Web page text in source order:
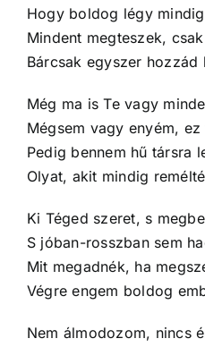
Hogy boldog légy
Mindent megteszek,
Bárcsak egyszer hozzád
Még ma is Te vagy
Mégsem vagy enyém,
Pedig bennem hű társra
Olyat, akit mindig
Ki Téged szeret, s
S jóban-rosszban sem
Mit megadnék, ha
Végre engem boldog
Nem álmodozom, nincs